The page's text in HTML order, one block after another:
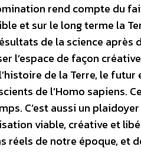
rend compte du
et sur le long terme la
de la science
l’espace de façon
de la Terre, le
de l’Homo sapiens.
C’est aussi un
viable, créative et
réels de notre époque, et